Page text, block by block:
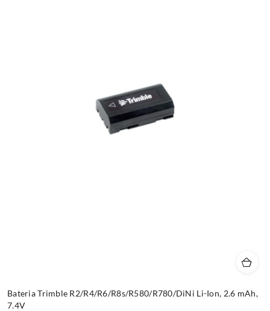
Bateria Trimble R2/R4/R6/R8s/R580/R780/DiNi Li-Ion, 2.6 mAh,
7.4V